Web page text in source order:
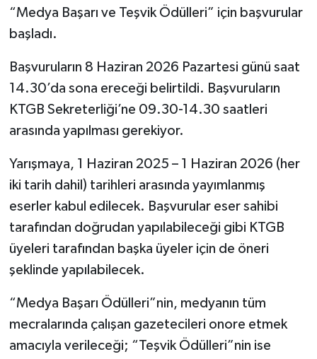
“Medya Başarı ve Teşvik Ödülleri” için başvurular
başladı.
Başvuruların 8 Haziran 2026 Pazartesi günü saat
14.30’da sona ereceği belirtildi. Başvuruların
KTGB Sekreterliği’ne 09.30-14.30 saatleri
arasında yapılması gerekiyor.
Yarışmaya, 1 Haziran 2025 – 1 Haziran 2026 (her
iki tarih dahil) tarihleri arasında yayımlanmış
eserler kabul edilecek. Başvurular eser sahibi
tarafından doğrudan yapılabileceği gibi KTGB
üyeleri tarafından başka üyeler için de öneri
şeklinde yapılabilecek.
“Medya Başarı Ödülleri”nin, medyanın tüm
mecralarında çalışan gazetecileri onore etmek
amacıyla verileceği; “Teşvik Ödülleri”nin ise